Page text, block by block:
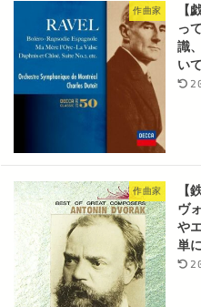
作曲家
【
っ
識
い
作曲家
【
ヴ
や
単